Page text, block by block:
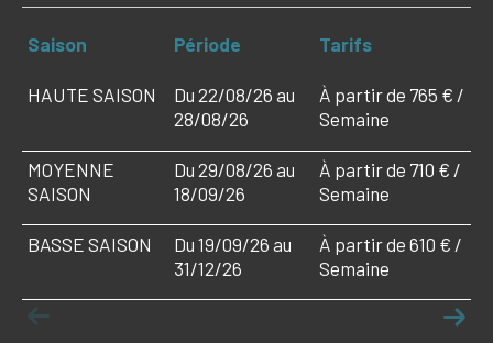
Saison Période Tarifs
HAUTE SAISON
Du 22/08/26 au
28/08/26
À partir de 765 € /
Semaine
MOYENNE
SAISON
Du 29/08/26 au
18/09/26
À partir de 710 € /
Semaine
BASSE SAISON
Du 19/09/26 au
31/12/26
À partir de 610 € /
Semaine